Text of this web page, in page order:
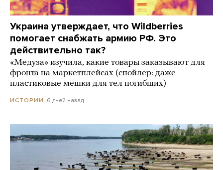
Украина утверждает, что Wildberries
помогает снабжать армию РФ. Это
действительно так?
«Медуза» изучила, какие товары заказывают для
фронта на маркетплейсах (спойлер: даже
пластиковые мешки для тел погибших)
ИСТОРИИ 6 дней назад